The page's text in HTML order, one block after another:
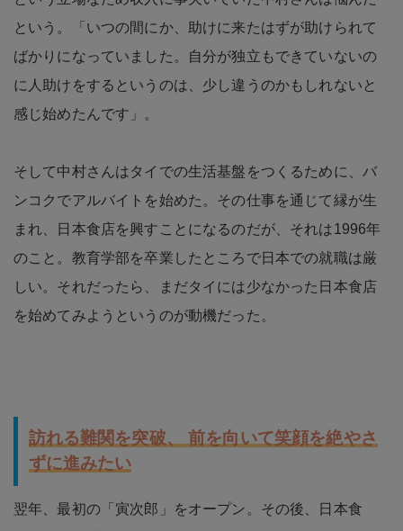
という。「いつの間にか、助けに来たはずが助けられて
ばかりになっていました。自分が独立もできていないの
に人助けをするというのは、少し違うのかもしれないと
感じ始めたんです」。
そして中村さんはタイでの生活基盤をつくるために、バ
ンコクでアルバイトを始めた。その仕事を通じて縁が生
まれ、日本食店を興すことになるのだが、それは1996年
のこと。教育学部を卒業したところで日本での就職は厳
しい。それだったら、まだタイには少なかった日本食店
を始めてみようというのが動機だった。
訪れる難関を突破、 前を向いて笑顔を絶やさ
ずに進みたい
翌年、最初の「寅次郎」をオープン。その後、日本食